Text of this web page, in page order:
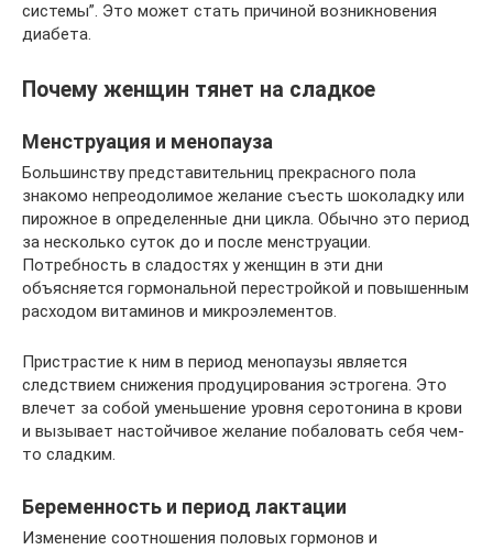
системы”. Это может стать причиной возникновения
диабета.
Почему женщин тянет на сладкое
Менструация и менопауза
Большинству представительниц прекрасного пола
знакомо непреодолимое желание съесть шоколадку или
пирожное в определенные дни цикла. Обычно это период
за несколько суток до и после менструации.
Потребность в сладостях у женщин в эти дни
объясняется гормональной перестройкой и повышенным
расходом витаминов и микроэлементов.
Пристрастие к ним в период менопаузы является
следствием снижения продуцирования эстрогена. Это
влечет за собой уменьшение уровня серотонина в крови
и вызывает настойчивое желание побаловать себя чем-
то сладким.
Беременность и период лактации
Изменение соотношения половых гормонов и